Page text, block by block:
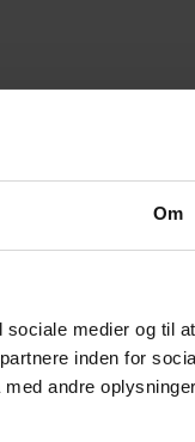
Om
medier og til
inden for
andre